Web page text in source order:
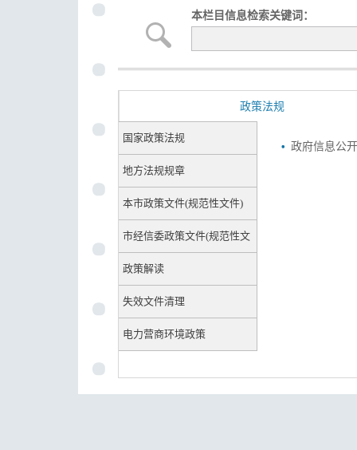
本栏目信息检索关键词：
政策法规
国家政策法规
地方法规规章
本市政策文件(规范性文件)
市经信委政策文件(规范性文
件)
政策解读
失效文件清理
电力营商环境政策
政府信息公